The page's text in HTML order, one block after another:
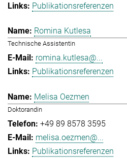
Publikationsreferenzen
Romina Kutlesa
Technische Assistentin
romina.kutlesa@...
Publikationsreferenzen
Melisa Oezmen
Doktorandin
+49 89 8578 3595
melisa.oezmen@...
Publikationsreferenzen